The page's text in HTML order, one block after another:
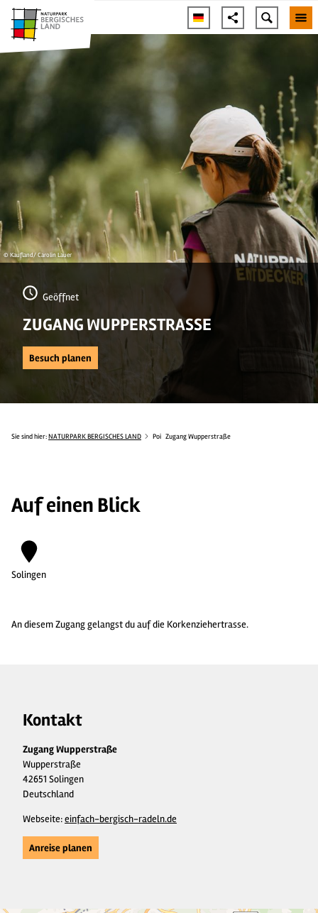
© Kaufland/ Carolin Lauer
Geöffnet
ZUGANG WUPPERSTRASSE
Besuch planen
Sie sind hier: NATURPARK BERGISCHES LAND Poi Zugang Wupperstraße
Auf einen Blick
Solingen
An diesem Zugang gelangst du auf die Korkenziehertrasse.
Kontakt
Zugang Wupperstraße
Wupperstraße
42651 Solingen
Deutschland
Webseite:einfach-bergisch-radeln.de
Anreise planen